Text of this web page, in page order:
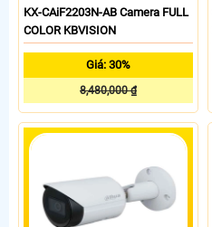
KX-CAiF2203N-AB Camera FULL
COLOR KBVISION
Giá: 30%
8,480,000 ₫